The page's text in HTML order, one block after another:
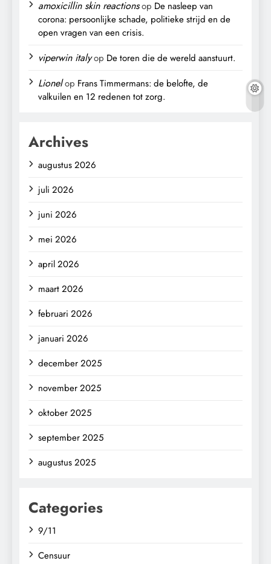
amoxicillin skin reactionsop De nasleep van
corona: persoonlijke schade, politieke strijd en de
open vragen van een crisis.
viperwin italyop De toren die de wereld aanstuurt.
Lionelop Frans Timmermans: de belofte, de
valkuilen en 12 redenen tot zorg.
Archives
augustus 2026
juli 2026
juni 2026
mei 2026
april 2026
maart 2026
februari 2026
januari 2026
december 2025
november 2025
oktober 2025
september 2025
augustus 2025
Categories
9/11
Censuur